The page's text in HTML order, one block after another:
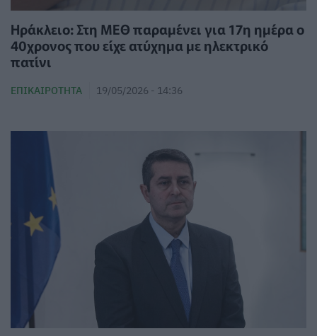
Ηράκλειο: Στη ΜΕΘ παραμένει για 17η ημέρα ο
40χρονος που είχε ατύχημα με ηλεκτρικό
πατίνι
ΕΠΙΚΑΙΡΌΤΗΤΑ 19/05/2026 - 14:36